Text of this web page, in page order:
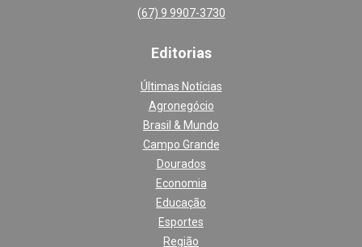
(67) 9 9907-3730
Editorias
Últimas Notícias
Agronegócio
Brasil & Mundo
Campo Grande
Dourados
Economia
Educação
Esportes
Região